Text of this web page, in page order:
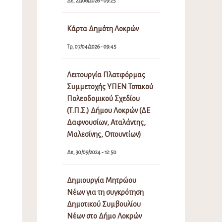
Κάρτα Δημότη Λοκρών
Τρ, 07/04/2026 - 09:45
Λειτουργία Πλατφόρμας
Συμμετοχής ΥΠΕΝ Τοπικού
Πολεοδομικού Σχεδίου
(Τ.Π.Σ.) Δήμου Λοκρών (ΔΕ
Δαφνουσίων, Αταλάντης,
Μαλεσίνης, Οπουντίων)
Δε, 30/09/2024 - 12:50
Δημιουργία Μητρώου
Νέων για τη συγκρότηση
Δημοτικού Συμβουλίου
Νέων στο Δήμο Λοκρών